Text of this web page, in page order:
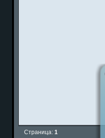
Страница:1